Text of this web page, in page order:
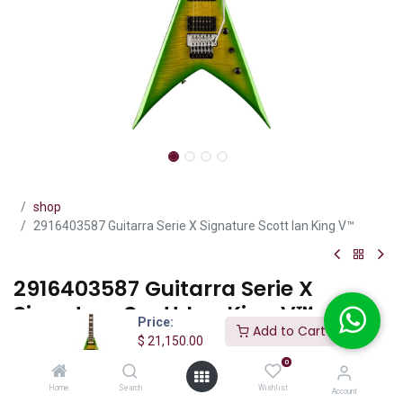
Price:
$ 21,150.00
Add to Cart
Home Search
0
Wishlist Account
shop
2916403587 Guitarra Serie X Signature Scott Ian King V™
2916403587 Guitarra Serie X
Signature Scott Ian King V™
(0 reseña)
Ofrece diseño en V agresivo, construcción neck-thru y potencia
profesional con pastillas Seymour Duncan. Ideal para metal y rock